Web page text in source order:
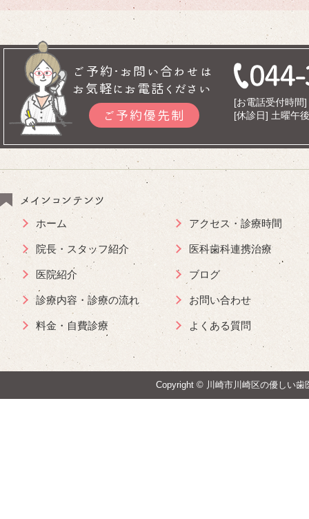
ご予約･お問い合わせは
お気軽にお電話ください
ご予約優先制
[お電話受付時間
[休診日] 土曜午
メインコンテンツ
ホーム
院長・スタッフ紹介
医院紹介
診療内容・診療の流れ
料金・自費診療
アクセス・診療時間
医科歯科連携治療
ブログ
お問い合わせ
よくある質問
Copyright © 川崎市川崎区の優しい